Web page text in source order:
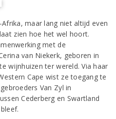
maar lang niet altijd even
zien hoe het wel hoort.
met de
van Niekerk, geboren in
wijnhuizen ter wereld. Via haar
Cape wist ze toegang te
Van Zyl in
Cederberg en Swartland